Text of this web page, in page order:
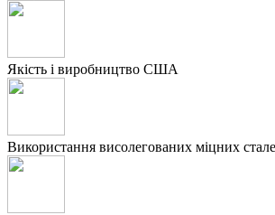
Якість і виробництво США
Використання висолегованих міцних